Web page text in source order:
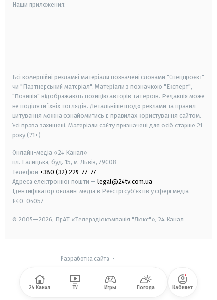
Наши приложения:
Всі комерційні рекламні матеріали позначені словами "Спецпроєкт"
чи "Партнерський матеріал". Матеріали з позначкою "Експерт",
"Позиція" відображають позицію авторів та героїв. Редакція може
не поділяти їхніх поглядів. Детальніше щодо реклами та правил
цитування можна ознайомитись в правилах користування сайтом.
Усі права захищені. Матеріали сайту призначені для осіб старше 21
року (21+)
Онлайн-медіа «24 Канал»
пл. Галицька, буд. 15, м. Львів, 79008
Телефон +380 (32) 229-77-77
Адреса електронної пошти — legal@24tv.com.ua
Ідентифікатор онлайн-медіа в Реєстрі суб'єктів у сфері медіа —
R40-06057
© 2005—2026, ПрАТ «Телерадіокомпанія "Люкс"», 24 Канал.
Разработка сайта -
24 Канал TV Игры Погода Кабинет